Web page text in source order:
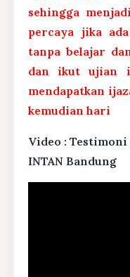
sehingga
percaya jika
tanpa belajar
dan ikut ujian
mendapatkan
kemudian hari
Video : Testimoni
INTAN Bandung